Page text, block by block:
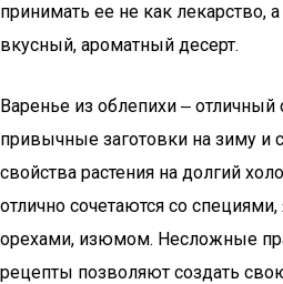
принимать ее не как лекарство,
вкусный, ароматный десерт.
Варенье из облепихи ‒ отличный
привычные заготовки на зиму и
свойства растения на долгий
отлично сочетаются со
орехами, изюмом. Несложные
рецепты позволяют создать